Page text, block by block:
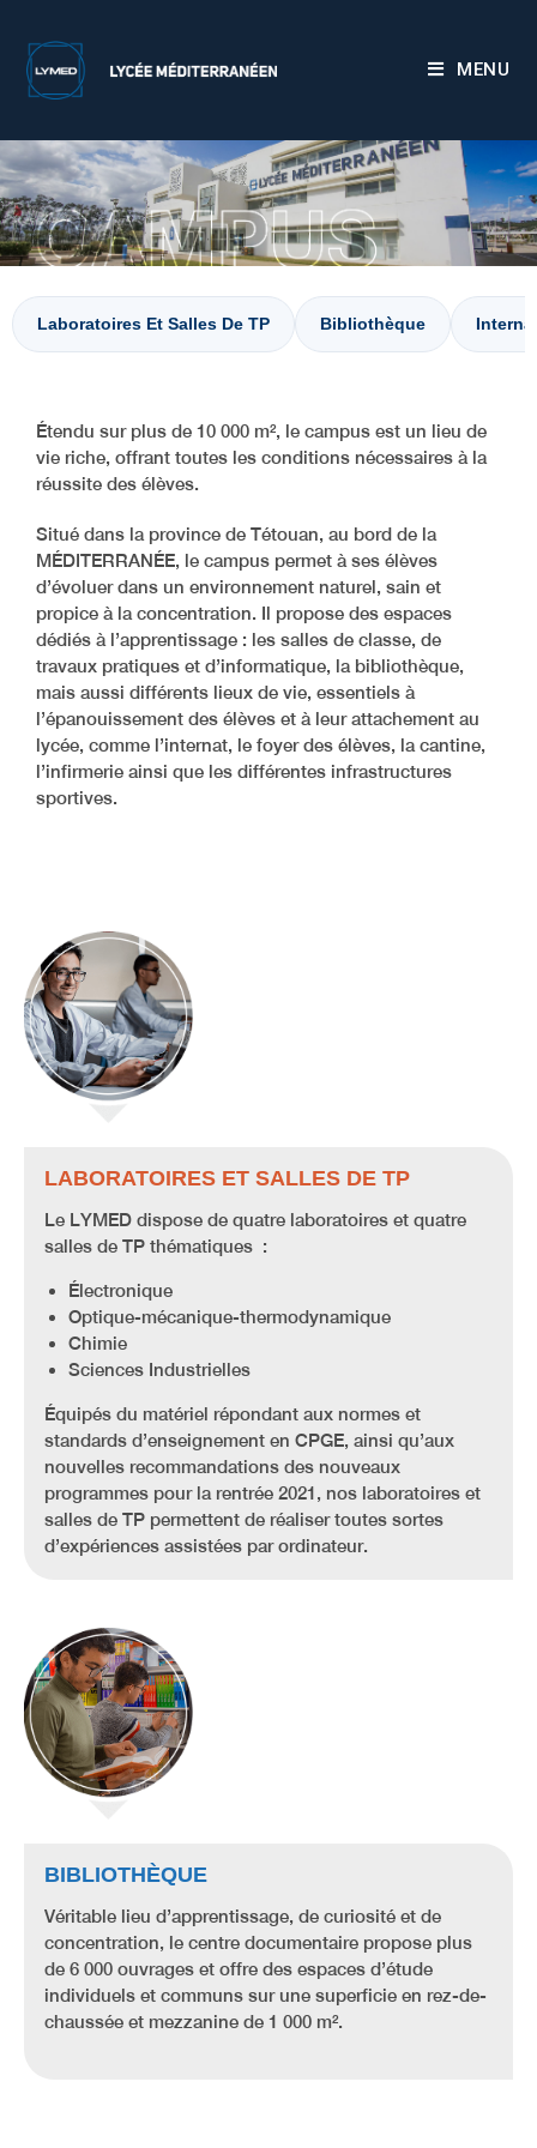
MENU
Laboratoires Et Salles De TP Bibliothèque
Étendu sur plus de 10 000 m², le campus est un lieu de
vie riche, offrant toutes les conditions nécessaires à la
réussite des élèves.
Situé dans la province de Tétouan, au bord de la
MÉDITERRANÉE, le campus permet à ses élèves
d’évoluer dans un environnement naturel, sain et
propice à la concentration. Il propose des espaces
dédiés à l’apprentissage : les salles de classe, de
travaux pratiques et d’informatique, la bibliothèque,
mais aussi différents lieux de vie, essentiels à
l’épanouissement des élèves et à leur attachement au
lycée, comme l’internat, le foyer des élèves, la cantine,
l’infirmerie ainsi que les différentes infrastructures
sportives.
LABORATOIRES ET SALLES DE TP
Le LYMED dispose de quatre laboratoires et quatre
salles de TP thématiques :
Électronique
Optique-mécanique-thermodynamique
Chimie
Sciences Industrielles
Équipés du matériel répondant aux normes et
standards d’enseignement en CPGE, ainsi qu’aux
nouvelles recommandations des nouveaux
programmes pour la rentrée 2021, nos laboratoires et
salles de TP permettent de réaliser toutes sortes
d’expériences assistées par ordinateur.
BIBLIOTHÈQUE
Véritable lieu d’apprentissage, de curiosité et de
concentration, le centre documentaire propose plus
de 6 000 ouvrages et offre des espaces d’étude
individuels et communs sur une superficie en rez-de-
chaussée et mezzanine de 1 000 m².